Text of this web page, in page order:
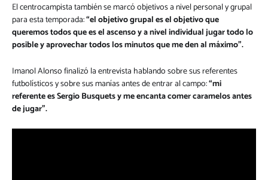
El centrocampista también se marcó objetivos a nivel personal y grupal
para esta temporada:“el objetivo grupal es el objetivo que
queremos todos que es el ascenso y a nivel individual jugar todo lo
posible y aprovechar todos los minutos que me den al máximo”.
Imanol Alonso finalizó la entrevista hablando sobre sus referentes
futbolísticos y sobre sus manías antes de entrar al campo:“mi
referente es Sergio Busquets y me encanta comer caramelos antes
de jugar”.